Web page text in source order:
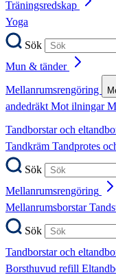
Träningsredskap
Yoga
Sök
Mun & tänder
Mellanrumsrengöring
andedräktMot ilningar
Tandborstar och
Tandkräm Tandprotes
Sök
Mellanrumsrengöring
Mellanrumsborstar
Sök
Tandborstar och
Borsthuvud refill